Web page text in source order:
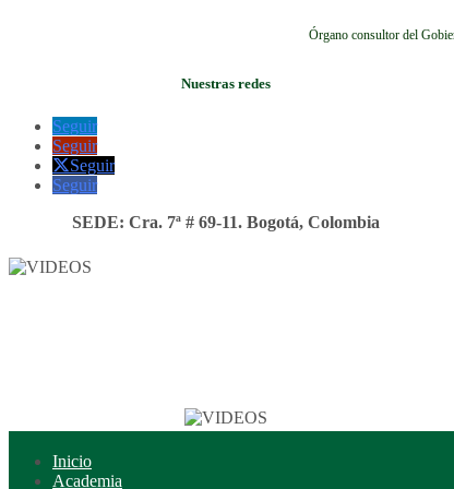
Órgano consultor del
Nuestras redes
Seguir
Seguir
Seguir
Seguir
SEDE: Cra. 7ª # 69-11. Bogotá, Colombia
Inicio
Academia